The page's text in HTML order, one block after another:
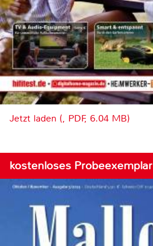
Jetzt laden (, PDF, 6.04 MB)
kostenloses Probeexemplar